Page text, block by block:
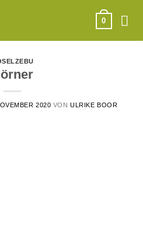
0
2020 VONULRIKE BOOR